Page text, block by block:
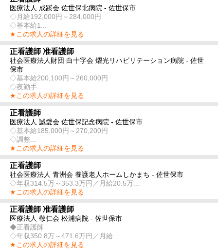
医療法人 成蹊会 佐世保北病院 - 佐世保市
◇月給192,000円～284,000円
◇基本給1...
★この求人の詳細を見る
正看護師 准看護師
社会医療法人財団 白十字会 燿光リハビリテーション病院 - 佐世
保市
◇基本給200,100円～260,000円
◇夜勤手...
★この求人の詳細を見る
正看護師
医療法人 誠愛会 佐世保記念病院 - 佐世保市
◇基本給185,000円～270,200円
◇調整...
★この求人の詳細を見る
正看護師
社会医療法人 青洲会 養護老人ホームしかまち - 佐世保市
◇年収314.5万～353.3万円／月給20.5万...
★この求人の詳細を見る
正看護師 准看護師
医療法人 敬仁会 松浦病院 - 佐世保市
◆正看護師
◇年収350.8万～471.6万円／月給...
★この求人の詳細を見る